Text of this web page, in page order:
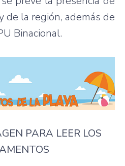
de la región, además de
Binacional.
PARA LEER LOS